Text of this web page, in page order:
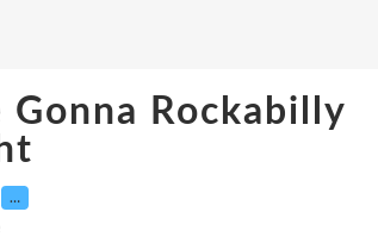
Rockabilly
…